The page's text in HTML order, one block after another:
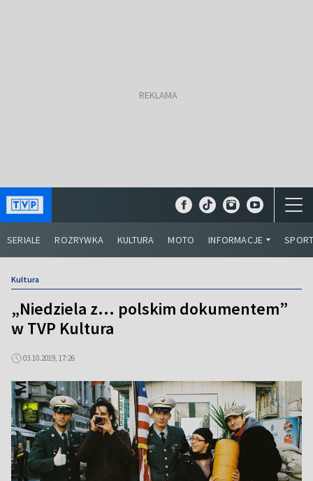
SERIALE ROZRYWKA KULTURA MOTO INFORMACJE
Kultura
„Niedziela z… polskim dokumentem”
w TVP Kultura
03.10.2019, 17:26